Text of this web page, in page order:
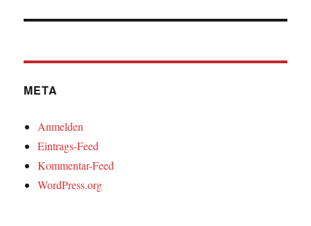
META
Anmelden
Eintrags-Feed
Kommentar-Feed
WordPress.org